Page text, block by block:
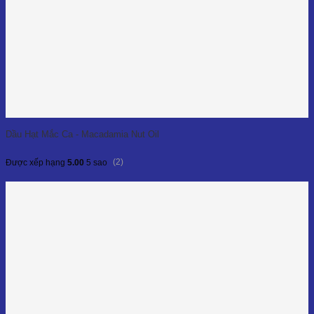
Dầu Hạt Mắc Ca - Macadamia Nut Oil
Được xếp hạng 5.00 5 sao (2)